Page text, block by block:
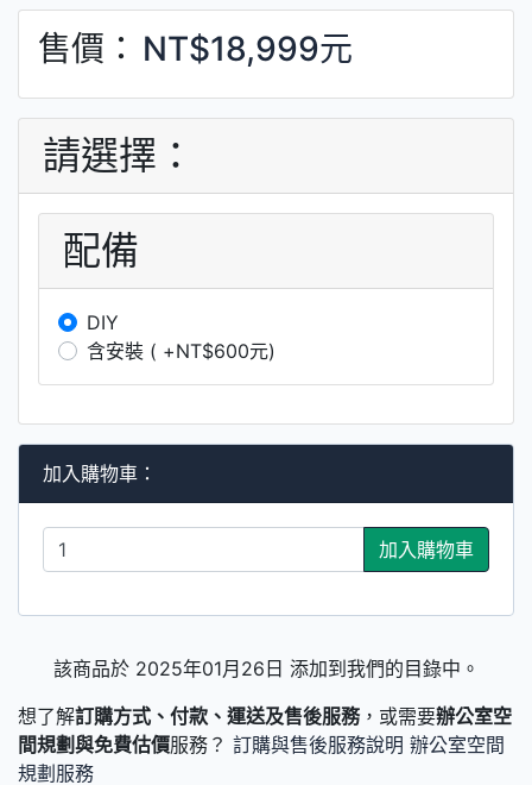
售價： NT$18,999元
請選擇：
配備
DIY
含安裝 ( +NT$600元)
加入購物車：
加入購物車
該商品於 2025年01月26日 添加到我們的目錄中。
想了解訂購方式、付款、運送及售後服務，或需要辦公室空
間規劃與免費估價服務？ 訂購與售後服務說明 辦公室空間
規劃服務